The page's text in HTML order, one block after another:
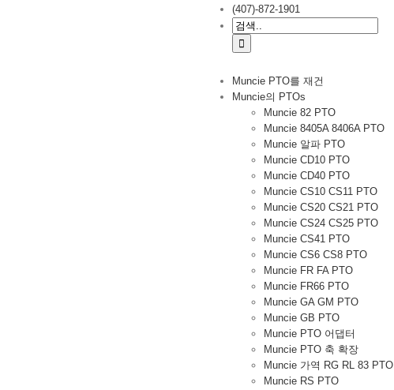
(407)-872-1901
검
색:
Muncie PTO를 재건
Muncie의 PTOs
Muncie 82 PTO
Muncie 8405A 8406A PTO
Muncie 알파 PTO
Muncie CD10 PTO
Muncie CD40 PTO
Muncie CS10 CS11 PTO
Muncie CS20 CS21 PTO
Muncie CS24 CS25 PTO
Muncie CS41 PTO
Muncie CS6 CS8 PTO
Muncie FR FA PTO
Muncie FR66 PTO
Muncie GA GM PTO
Muncie GB PTO
Muncie PTO 어댑터
Muncie PTO 축 확장
Muncie 가역 RG RL 83 PTO
Muncie RS PTO